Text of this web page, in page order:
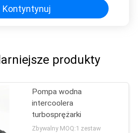
Kontyntynuj
produkty
Pompa wodna
intercoolera
turbosprężarki
Zbywalny MOQ:1 zestaw